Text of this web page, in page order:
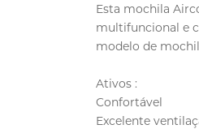
Esta mochila
multifuncional e
modelo de
Ativos :
Confortável
Excelente